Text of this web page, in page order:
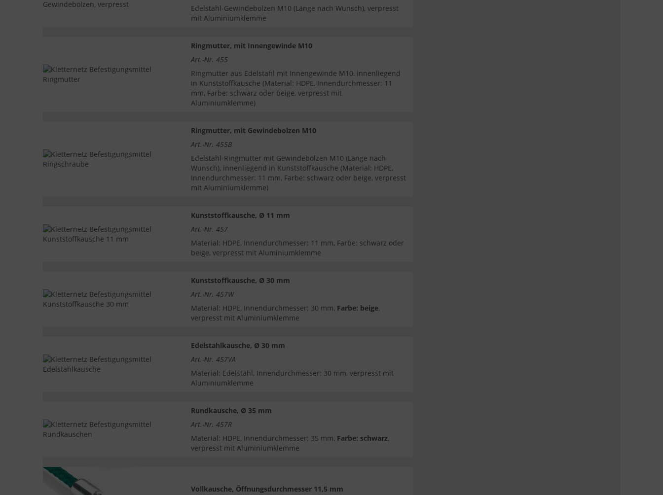
Edelstahl-Gewindebolzen M10 (Länge nach Wunsch), verpresst
mit Aluminiumklemme
Ringmutter, mit Innengewinde M10
Art.-Nr. 455
Ringmutter aus Edelstahl mit Innengewinde M10, innenliegend
in Kunststoffkausche (Material: HDPE, Innendurchmesser: 11
mm, Farbe: schwarz oder beige, verpresst mit
Aluminiumklemme)
Ringmutter, mit Gewindebolzen M10
Art.-Nr. 455B
Edelstahl-Ringmutter mit Gewindebolzen M10 (Länge nach
Wunsch), innenliegend in Kunststoffkausche (Material: HDPE,
Innendurchmesser: 11 mm, Farbe: schwarz oder beige, verpresst
mit Aluminiumklemme)
Kunststoffkausche, Ø 11 mm
Art.-Nr. 457
Material: HDPE, Innendurchmesser: 11 mm, Farbe: schwarz oder
beige, verpresst mit Aluminiumklemme
Kunststoffkausche, Ø 30 mm
Art.-Nr. 457W
Material: HDPE, Innendurchmesser: 30 mm, Farbe: beige,
verpresst mit Aluminiumklemme
Edelstahlkausche, Ø 30 mm
Art.-Nr. 457VA
Material: Edelstahl, Innendurchmesser: 30 mm, verpresst mit
Aluminiumklemme
Rundkausche, Ø 35 mm
Art.-Nr. 457R
Material: HDPE, Innendurchmesser: 35 mm, Farbe: schwarz,
verpresst mit Aluminiumklemme
Vollkausche, Öffnungsdurchmesser 11,5 mm